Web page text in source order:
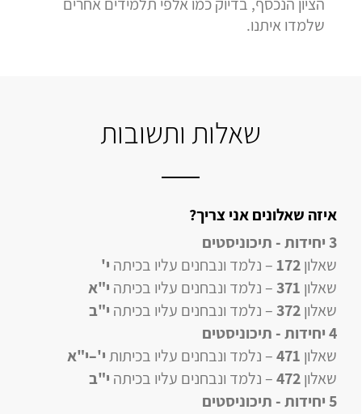
הציון הנכסף, בדיוק כמו אלפי תלמידים אחרים
שלמדו איתנו.
שאלות ותשובות
איזה שאלונים אני צריך?
3 יחידות - תיכוניסטים
שאלון172– נלמד ונבחנים עליו בכיתה י'
שאלון 371– נלמד ונבחנים עליו בכיתה י"א
שאלון372– נלמד ונבחנים עליו בכיתה י"ב
4 יחידות
- תיכוניסטים
שאלון 471
–נלמד ונבחנים עליו בכיתותי'–י"א
שאלון472
–נלמד ונבחנים עליו בכיתה י"ב
5 יחידות
- תיכוניסטים